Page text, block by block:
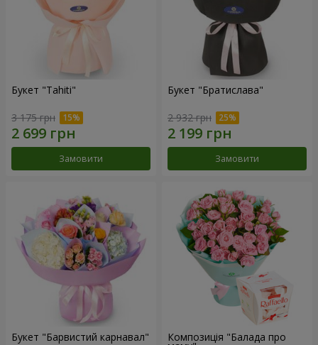
Букет "Tahiti"
3 175 грн
Замовити
Букет "Братислава"
2 932 грн
Замовити
Букет "Барвистий карнавал" Композиція "Балада про